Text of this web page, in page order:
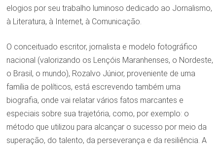
elogios por seu trabalho luminoso dedicado ao Jornalismo,
à Literatura, à Internet, à Comunicação.
O conceituado escritor, jornalista e modelo fotográfico
nacional (valorizando os Lençóis Maranhenses, o Nordeste,
o Brasil, o mundo), Rozalvo Júnior, proveniente de uma
família de políticos, está escrevendo também uma
biografia, onde vai relatar vários fatos marcantes e
especiais sobre sua trajetória, como, por exemplo: o
método que utilizou para alcançar o sucesso por meio da
superação, do talento, da perseverança e da resiliência. A